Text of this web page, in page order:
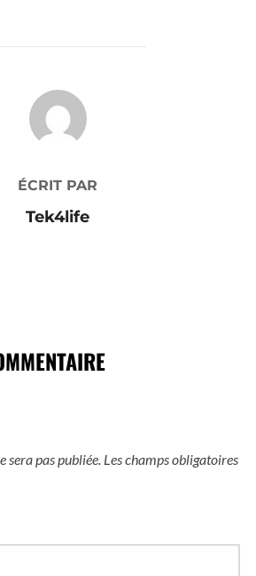
DE LA PUBLICATION
ÉCRIT PAR
Tek4life
sera pas publiée. Les champs obligatoires